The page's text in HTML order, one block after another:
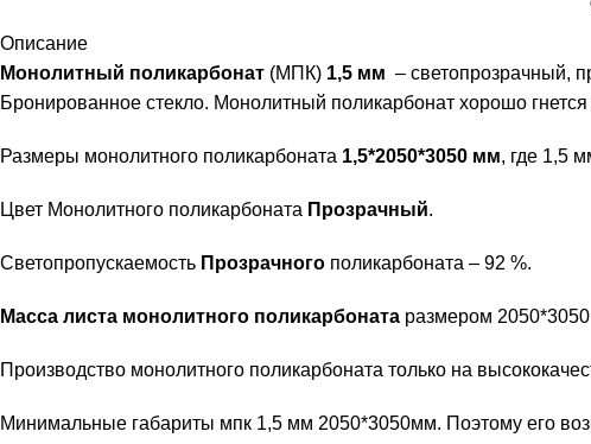
Описание
Монолитный поликарбонат (МПК) 1,5 мм – светопрозрачный,
Бронированное стекло. Монолитный поликарбонат хорошо
Размеры монолитного поликарбоната 1,5*2050*3050 мм, где 1,5
Цвет Монолитного поликарбоната Прозрачный.
Светопропускаемость Прозрачного поликарбоната – 92 %.
Масса листа монолитного поликарбоната размером 2050*3050
Производство монолитного поликарбоната только на
Минимальные габариты мпк 1,5 мм 2050*3050мм. Поэтому его